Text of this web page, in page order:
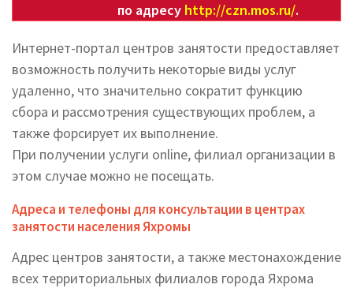
по адресу http://czn.mos.ru/.
Интернет-портал центров занятости предоставляет
возможность получить некоторые виды услуг
удаленно, что значительно сократит функцию
сбора и рассмотрения существующих проблем, а
также форсирует их выполнение.
При получении услуги online, филиал организации в
этом случае можно не посещать.
Адреса и телефоны для консультации в центрах
занятости населения Яхромы
Адрес центров занятости, а также местонахождение
всех территориальных филиалов города Яхрома